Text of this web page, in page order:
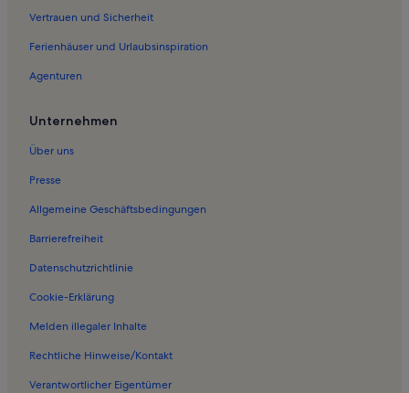
Ferienwohnungen in Verein Garten der Alpujarra
Ferienwohnungen in Benalua de Guadix
Ferienwohnungen in Cogollos de Guadix
Ferienwohnungen in Diezma
Ferienwohnungen in Ferreira
Vertrauen und Sicherheit
Ferienhäuser und Urlaubsinspiration
Agenturen
Unternehmen
Über uns
Presse
Allgemeine Geschäftsbedingungen
Barrierefreiheit
Datenschutzrichtlinie
Cookie-Erklärung
Melden illegaler Inhalte
Rechtliche Hinweise/Kontakt
Verantwortlicher Eigentümer